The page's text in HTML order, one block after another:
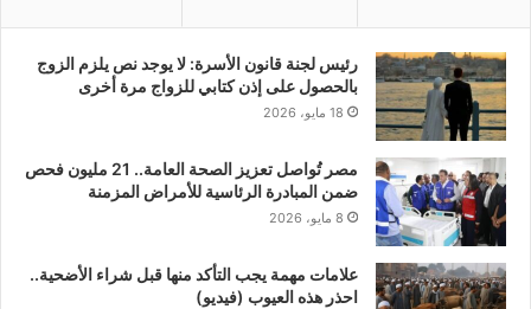
رئيس لجنة قانون الأسرة: لا يوجد نص يلزم الزوج
بالحصول على إذن كتابي للزواج مرة أخرى
18 مايو، 2026
مصر تُواصل تعزيز الصحة العامة.. 21 مليون فحص
ضمن المبادرة الرئاسية للأمراض المزمنة
8 مايو، 2026
علامات مهمة يجب التأكد منها قبل شراء الأضحية..
احذر هذه العيوب (فيديو)